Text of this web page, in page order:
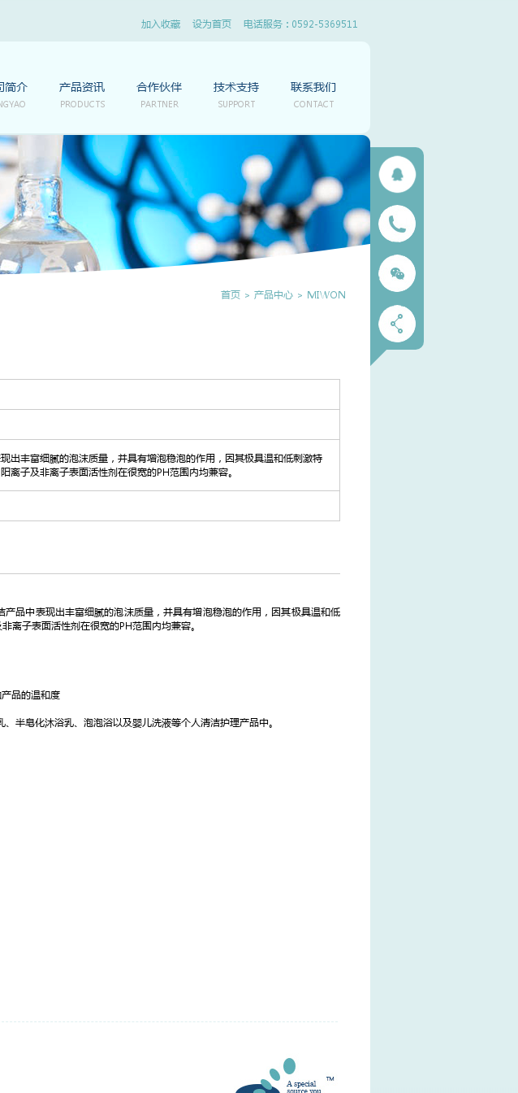
加入收藏 设为首页 电话服务 : 0592-5369511
简介 产品资讯
PRODUCTS
合作伙伴
PARTNER
技术支持
SUPPORT
联系我们
CONTACT
首页 > 产品中心 > MIWON
出丰富细腻的泡沫质量，并具有增泡稳泡的作用，因其极具温和低刺激特
离子及非离子表面活性剂在很宽的PH范围内均兼容。
中表现出丰富细腻的泡沫质量，并具有增泡稳泡的作用，因其极具温和低
离子表面活性剂在很宽的PH范围内均兼容。
品的温和度
半皂化沐浴乳、泡泡浴以及婴儿洗液等个人清洁护理产品中。